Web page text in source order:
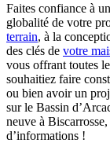
Faites confiance à
globalité de votre
terrain, à la
des clés de votre
vous offrant toutes
souhaitiez faire
ou bien avoir un
sur le Bassin
neuve à
d’informations !